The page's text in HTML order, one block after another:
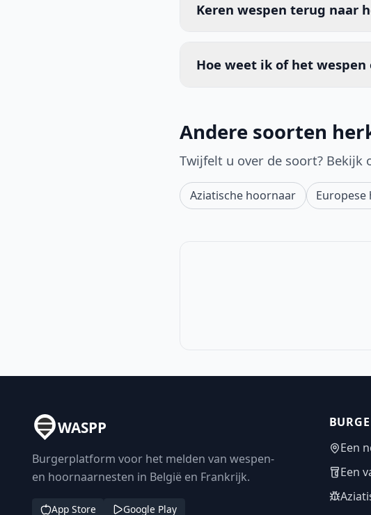
Keren wespen terug naar
Hoe weet ik of het
Andere soorten
Twijfelt u over de soort? Bekijk
Aziatische hoornaar
WASPP
Burgerplatform voor het melden van wespen-
en hoornaarnesten in België en Frankrijk.
App Store Google Play
Een
Een